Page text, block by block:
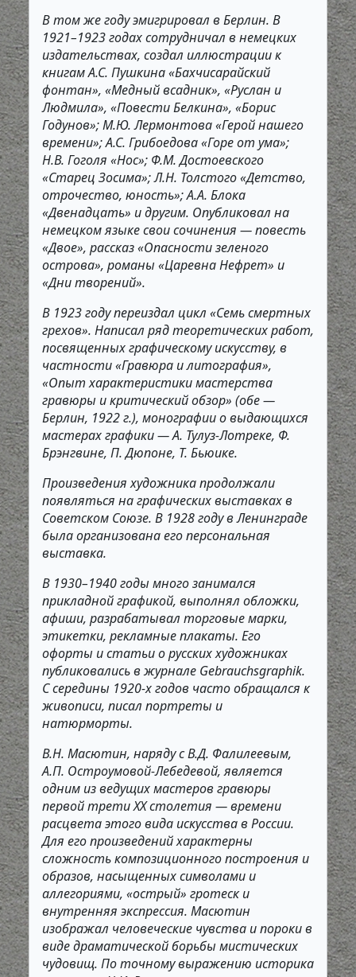
В том же году эмигрировал в Берлин. В
1921–1923 годах сотрудничал в немецких
издательствах, создал иллюстрации к
книгам А.С. Пушкина «Бахчисарайский
фонтан», «Медный всадник», «Руслан и
Людмила», «Повести Белкина», «Борис
Годунов»; М.Ю. Лермонтова «Герой нашего
времени»; А.С. Грибоедова «Горе от ума»;
Н.В. Гоголя «Нос»; Ф.М. Достоевского
«Старец Зосима»; Л.Н. Толстого «Детство,
отрочество, юность»; А.А. Блока
«Двенадцать» и другим. Опубликовал на
немецком языке свои сочинения — повесть
«Двое», рассказ «Опасности зеленого
острова», романы «Царевна Нефрет» и
«Дни творений».
В 1923 году переиздал цикл «Семь смертных
грехов». Написал ряд теоретических работ,
посвященных графическому искусству, в
частности «Гравюра и литография»,
«Опыт характеристики мастерства
гравюры и критический обзор» (обе —
Берлин, 1922 г.), монографии о выдающихся
мастерах графики — А. Тулуз-Лотреке, Ф.
Брэнгвине, П. Дюпоне, Т. Бьюике.
Произведения художника продолжали
появляться на графических выставках в
Советском Союзе. В 1928 году в Ленинграде
была организована его персональная
выставка.
В 1930–1940 годы много занимался
прикладной графикой, выполнял обложки,
афиши, разрабатывал торговые марки,
этикетки, рекламные плакаты. Его
офорты и статьи о русских художниках
публиковались в журнале Gebrauchsgraphik.
С середины 1920-х годов часто обращался к
живописи, писал портреты и
натюрморты.
В.Н. Масютин, наряду с В.Д. Фалилеевым,
А.П. Остроумовой-Лебедевой, является
одним из ведущих мастеров гравюры
первой трети ХХ столетия — времени
расцвета этого вида искусства в России.
Для его произведений характерны
сложность композиционного построения и
образов, насыщенных символами и
аллегориями, «острый» гротеск и
внутренняя экспрессия. Масютин
изображал человеческие чувства и пороки в
виде драматической борьбы мистических
чудовищ. По точному выражению историка